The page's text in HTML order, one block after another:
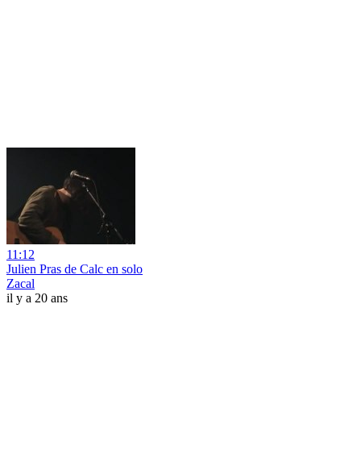
11:12
Julien Pras de Calc en solo
Zacal
il y a 20 ans